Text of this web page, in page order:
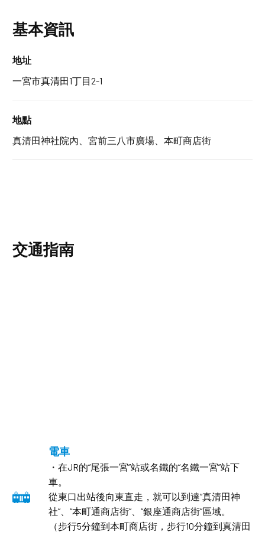
基本資訊
地址
一宮市真清田1丁目2-1
地點
真清田神社院內、宮前三八市廣場、本町商店街
交通指南
電車
・在JR的“尾張一宮”站或名鐵的“名鐵一宮”站下
車。
從東口出站後向東直走，就可以到達“真清田神
社”、“本町通商店街”、“銀座通商店街”區域。
（步行5分鐘到本町商店街，步行10分鐘到真清田